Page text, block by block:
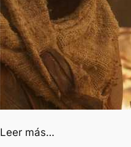
Leer más…